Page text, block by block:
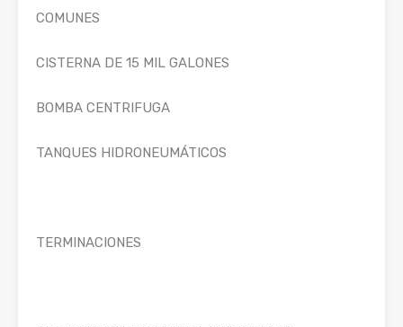
COMUNES
CISTERNA DE 15 MIL GALONES
BOMBA CENTRIFUGA
TANQUES HIDRONEUMÁTICOS
TERMINACIONES